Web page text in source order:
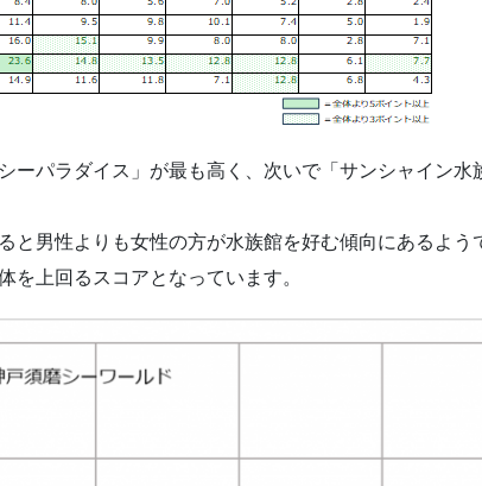
ーパラダイス」が最も高く、次いで「サンシャイン水
と男性よりも女性の方が水族館を好む傾向にあるよう
を上回るスコアとなっています。